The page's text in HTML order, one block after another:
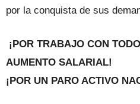
por la conquista de sus
¡POR TRABAJO CON
AUMENTO SALARIAL!
¡POR UN PARO ACTIVO